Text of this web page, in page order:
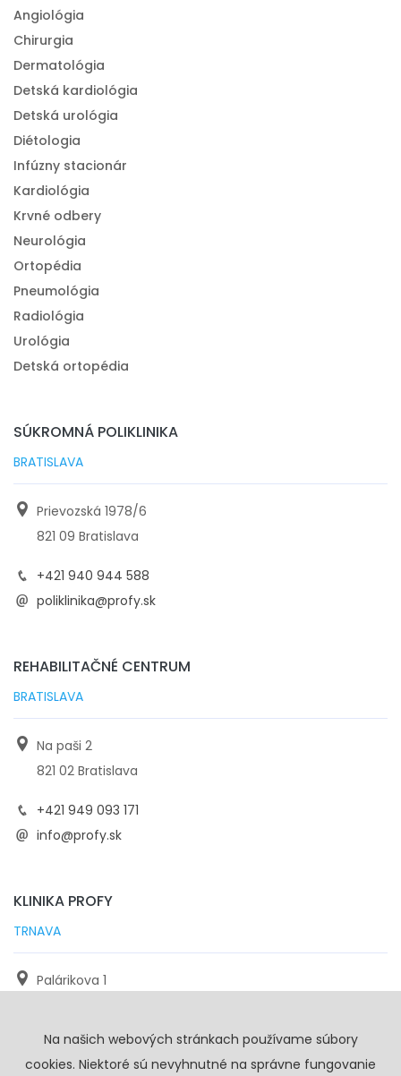
Angiológia
Chirurgia
Dermatológia
Detská kardiológia
Detská urológia
Diétologia
Infúzny stacionár
Kardiológia
Krvné odbery
Neurológia
Ortopédia
Pneumológia
Radiológia
Urológia
Detská ortopédia
SÚKROMNÁ POLIKLINIKA
BRATISLAVA
Prievozská 1978/6
821 09 Bratislava
+421 940 944 588
poliklinika@profy.sk
REHABILITAČNÉ CENTRUM
BRATISLAVA
Na paši 2
821 02 Bratislava
+421 949 093 171
info@profy.sk
KLINIKA PROFY
TRNAVA
Palárikova 1
+421 905 117 923
info@profy.sk
Na našich webových stránkach používame súbory
cookies. Niektoré sú nevyhnutné na správne fungovanie